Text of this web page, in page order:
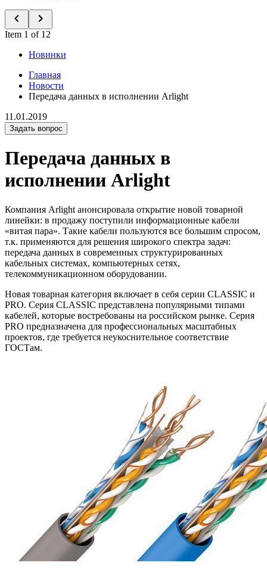
Item 1 of 12
Новинки
Главная
Новости
Передача данных в исполнении Arlight
11.01.2019
Задать вопрос
Передача данных в
исполнении Arlight
Компания Arlight анонсировала открытие новой товарной
линейки: в продажу поступили информационные кабели
«витая пара». Такие кабели пользуются все большим спросом,
т.к. применяются для решения широкого спектра задач:
передача данных в современных структурированных
кабельных системах, компьютерных сетях,
телекоммуникационном оборудовании.
Новая товарная категория включает в себя серии CLASSIC и
PRO. Серия CLASSIC представлена популярными типами
кабелей, которые востребованы на российском рынке. Серия
PRO предназначена для профессиональных масштабных
проектов, где требуется неукоснительное соответствие
ГОСТам.